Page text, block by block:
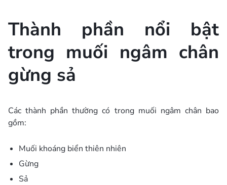
Thành phần nổi bật
trong muối ngâm chân
gừng sả
Các thành phần thường có trong muối ngâm chân bao
gồm:
Muối khoáng biển thiên nhiên
Gừng
Sả